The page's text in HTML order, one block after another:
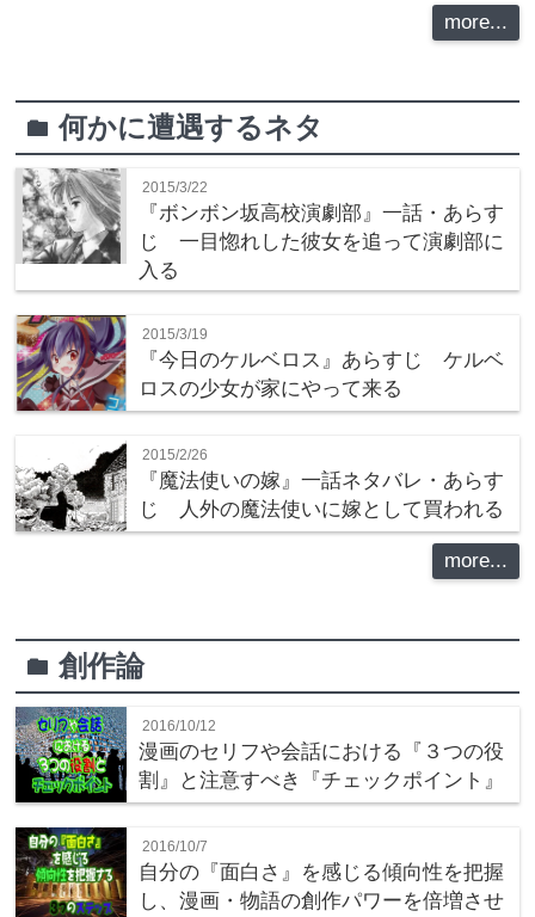
more...
folder何かに遭遇するネタ
2015/3/22
『ボンボン坂高校演劇部』一話・あらす
じ 一目惚れした彼女を追って演劇部に
入る
2015/3/19
『今日のケルベロス』あらすじ ケルベ
ロスの少女が家にやって来る
2015/2/26
『魔法使いの嫁』一話ネタバレ・あらす
じ 人外の魔法使いに嫁として買われる
more...
folder創作論
2016/10/12
漫画のセリフや会話における『３つの役
割』と注意すべき『チェックポイント』
2016/10/7
自分の『面白さ』を感じる傾向性を把握
し、漫画・物語の創作パワーを倍増させ